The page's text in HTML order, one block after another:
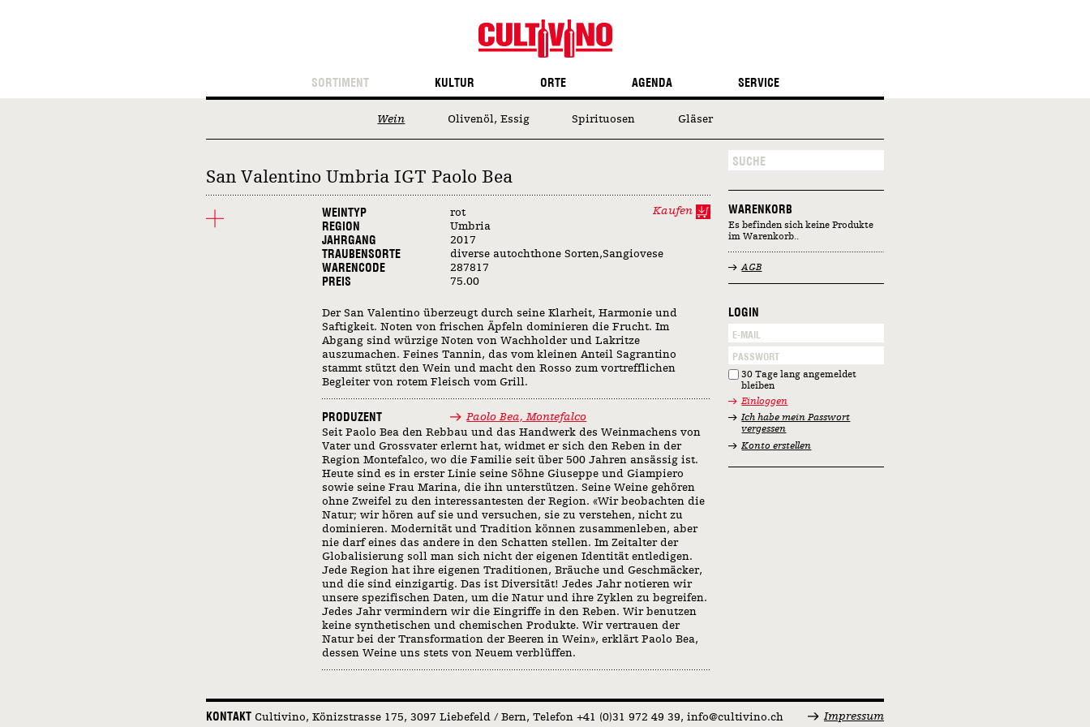
SORTIMENT KULTUR ORTE AGENDA SERVICE
Wein Olivenöl, Essig Spirituosen Gläser
San Valentino Umbria IGT Paolo Bea
WEINTYP rot
REGION Umbria
JAHRGANG 2017
TRAUBENSORTE diverse autochthone Sorten,Sangiovese
WARENCODE 287817
PREIS 75.00
Kaufen
Der San Valentino überzeugt durch seine Klarheit, Harmonie und
Saftigkeit. Noten von frischen Äpfeln dominieren die Frucht. Im
Abgang sind würzige Noten von Wachholder und Lakritze
auszumachen. Feines Tannin, das vom kleinen Anteil Sagrantino
stammt stützt den Wein und macht den Rosso zum vortrefflichen
Begleiter von rotem Fleisch vom Grill.
PRODUZENT
Paolo Bea, Montefalco
Seit Paolo Bea den Rebbau und das Handwerk des Weinmachens von
Vater und Grossvater erlernt hat, widmet er sich den Reben in der
Region Montefalco, wo die Familie seit über 500 Jahren ansässig ist.
Heute sind es in erster Linie seine Söhne Giuseppe und Giampiero
sowie seine Frau Marina, die ihn unterstützen. Seine Weine gehören
ohne Zweifel zu den interessantesten der Region. «Wir beobachten die
Natur; wir hören auf sie und versuchen, sie zu verstehen, nicht zu
dominieren. Modernität und Tradition können zusammenleben, aber
nie darf eines das andere in den Schatten stellen. Im Zeitalter der
Globalisierung soll man sich nicht der eigenen Identität entledigen.
Jede Region hat ihre eigenen Traditionen, Bräuche und Geschmäcker,
und die sind einzigartig. Das ist Diversität! Jedes Jahr notieren wir
unsere spezifischen Daten, um die Natur und ihre Zyklen zu begreifen.
Jedes Jahr vermindern wir die Eingriffe in den Reben. Wir benutzen
keine synthetischen und chemischen Produkte. Wir vertrauen der
Natur bei der Transformation der Beeren in Wein», erklärt Paolo Bea,
dessen Weine uns stets von Neuem verblüffen.
WARENKORB
Es befinden sich keine Produkte
im Warenkorb..
AGB
LOGIN
30 Tage lang angemeldet
bleiben
Einloggen
Ich habe mein Passwort
vergessen
Konto erstellen
KONTAKT Cultivino Könizstrasse 175 3097 Liebefeld / Bern Telefon +41 (0)31 972 49 39 info@cultivino.ch Impressum